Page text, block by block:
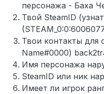
персонажа - Баха
Твой SteamID
Твои контакты для
Name#0000)
Имя персонажа
SteamID или ник
Имеет ли игрок